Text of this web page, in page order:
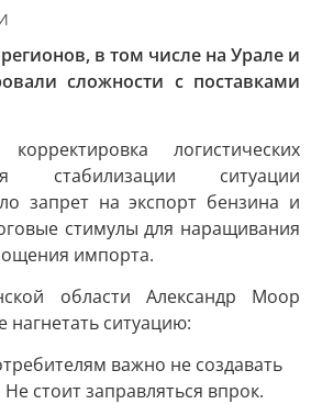
в том числе на Урале и
сложности с поставками
логистических
стабилизации ситуации
запрет на экспорт бензина и
стимулы для наращивания
импорта.
области Александр Моор
нагнетать ситуацию:
важно не создавать
стоит заправляться впрок.